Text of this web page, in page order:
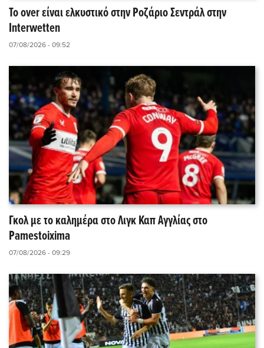
Το over είναι ελκυστικό στην Ροζάριο Σεντράλ στην
Interwetten
07/08/2026 - 09:52
Γκολ με το καλημέρα στο Λιγκ Καπ Αγγλίας στο
Pamestoixima
07/08/2026 - 09:29